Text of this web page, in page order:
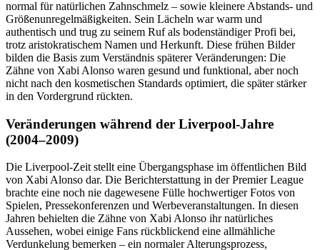
normal für natürlichen Zahnschmelz – sowie kleinere Abstands- und
Größenunregelmäßigkeiten. Sein Lächeln war warm und
authentisch und trug zu seinem Ruf als bodenständiger Profi bei,
trotz aristokratischem Namen und Herkunft. Diese frühen Bilder
bilden die Basis zum Verständnis späterer Veränderungen: Die
Zähne von Xabi Alonso waren gesund und funktional, aber noch
nicht nach den kosmetischen Standards optimiert, die später stärker
in den Vordergrund rückten.
Veränderungen während der Liverpool-Jahre
(2004–2009)
Die Liverpool-Zeit stellt eine Übergangsphase im öffentlichen Bild
von Xabi Alonso dar. Die Berichterstattung in der Premier League
brachte eine noch nie dagewesene Fülle hochwertiger Fotos von
Spielen, Pressekonferenzen und Werbeveranstaltungen. In diesen
Jahren behielten die Zähne von Xabi Alonso ihr natürliches
Aussehen, wobei einige Fans rückblickend eine allmähliche
Verdunkelung bemerken – ein normaler Alterungsprozess,